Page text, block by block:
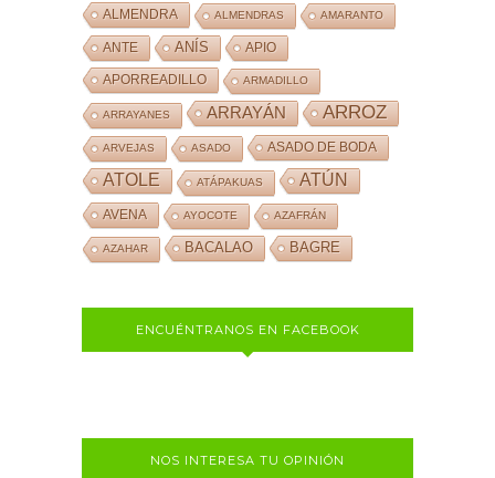
ALMENDRA ALMENDRAS AMARANTO
ANTE ANÍS APIO
APORREADILLO ARMADILLO
ARRAYANES ARRAYÁN ARROZ
ARVEJAS ASADO ASADO DE BODA
ATOLE ATÁPAKUAS ATÚN
AVENA AYOCOTE AZAFRÁN
AZAHAR BACALAO BAGRE
ENCUÉNTRANOS EN FACEBOOK
NOS INTERESA TU OPINIÓN